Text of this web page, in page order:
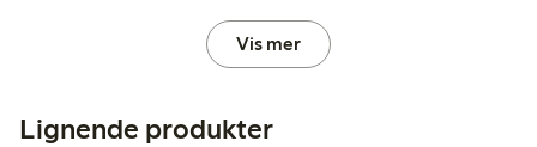
Vis mer
Lignende produkter